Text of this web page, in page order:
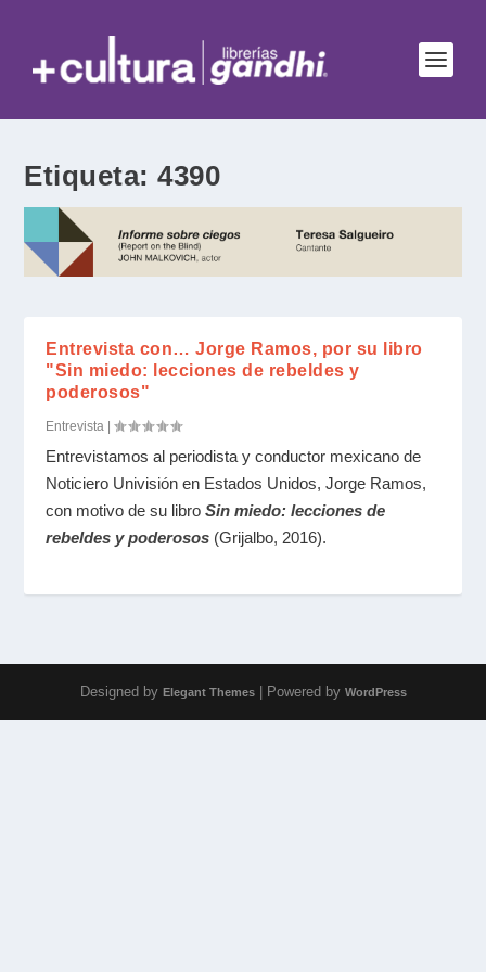
Etiqueta:4390
Entrevista con… Jorge Ramos, por su libro
"Sin miedo: lecciones de rebeldes y
poderosos"
Entrevista |
Entrevistamos al periodista y conductor mexicano de
Noticiero Univisión en Estados Unidos, Jorge Ramos,
con motivo de su libroSin miedo: lecciones de
rebeldes y poderosos (Grijalbo, 2016).
Designed by Elegant Themes| Powered by WordPress